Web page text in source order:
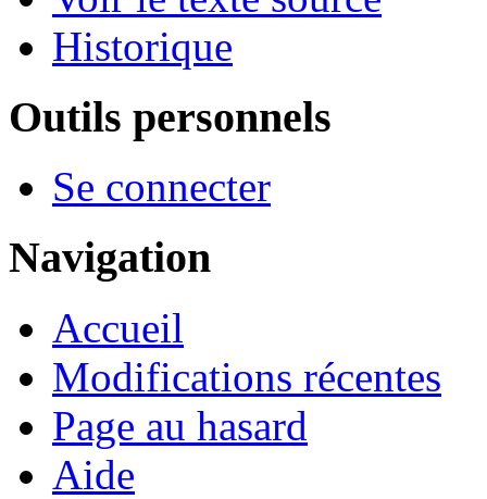
Historique
Outils personnels
Se connecter
Navigation
Accueil
Modifications récentes
Page au hasard
Aide